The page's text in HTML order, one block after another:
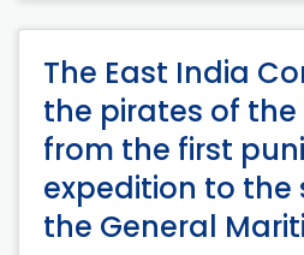
The East India
the pirates of the
from the first
expedition to the
the General